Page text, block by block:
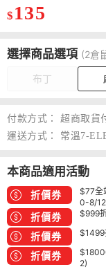
$ 135
選擇商品選項 (2倉
布丁
付款方式：
超商取貨
運送方式：
常溫7-
本商品適用活動
折價券
$77全
0-8/
折價券 $999
折價券
折價券
2)